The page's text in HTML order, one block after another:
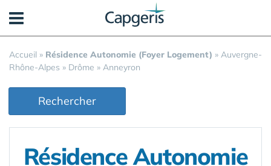
Accueil » Résidence Autonomie (Foyer Logement) » Auvergne-
Rhône-Alpes » Drôme » Anneyron
Rechercher
Résidence Autonomie